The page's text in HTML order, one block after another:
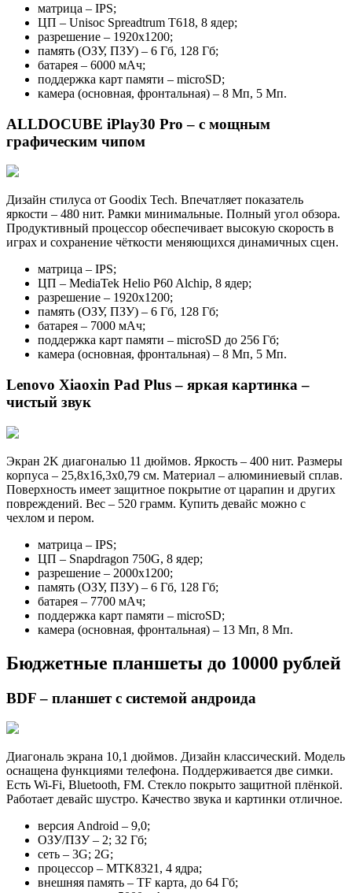
матрица – IPS;
ЦП – Unisoc Spreadtrum T618, 8 ядер;
разрешение – 1920х1200;
память (ОЗУ, ПЗУ) – 6 Гб, 128 Гб;
батарея – 6000 мАч;
поддержка карт памяти – microSD;
камера (основная, фронтальная) – 8 Мп, 5 Мп.
ALLDOCUBE iPlay30 Pro – с мощным
графическим чипом
Дизайн стилуса от Goodix Tech. Впечатляет показатель
яркости – 480 нит. Рамки минимальные. Полный угол обзора.
Продуктивный процессор обеспечивает высокую скорость в
играх и сохранение чёткости меняющихся динамичных сцен.
матрица – IPS;
ЦП – MediaTek Helio P60 Alchip, 8 ядер;
разрешение – 1920х1200;
память (ОЗУ, ПЗУ) – 6 Гб, 128 Гб;
батарея – 7000 мАч;
поддержка карт памяти – microSD до 256 Гб;
камера (основная, фронтальная) – 8 Мп, 5 Мп.
Lenovo Xiaoxin Pad Plus – яркая картинка –
чистый звук
Экран 2K диагональю 11 дюймов. Яркость – 400 нит. Размеры
корпуса – 25,8х16,3х0,79 см. Материал – алюминиевый сплав.
Поверхность имеет защитное покрытие от царапин и других
повреждений. Вес – 520 грамм. Купить девайс можно с
чехлом и пером.
матрица – IPS;
ЦП – Snapdragon 750G, 8 ядер;
разрешение – 2000х1200;
память (ОЗУ, ПЗУ) – 6 Гб, 128 Гб;
батарея – 7700 мАч;
поддержка карт памяти – microSD;
камера (основная, фронтальная) – 13 Мп, 8 Мп.
Бюджетные планшеты до 10000 рублей
BDF – планшет с системой андроида
Диагональ экрана 10,1 дюймов. Дизайн классический. Модель
оснащена функциями телефона. Поддерживается две симки.
Есть Wi-Fi, Bluetooth, FM. Стекло покрыто защитной плёнкой.
Работает девайс шустро. Качество звука и картинки отличное.
версия Android – 9,0;
ОЗУ/ПЗУ – 2; 32 Гб;
сеть – 3G; 2G;
процессор – MTK8321, 4 ядра;
внешняя память – TF карта, до 64 Гб;